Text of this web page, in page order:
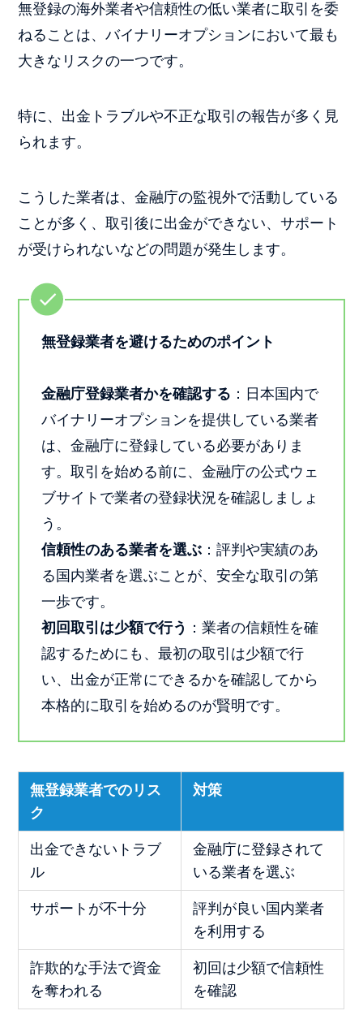
無登録の海外業者や信頼性の低い業者に取引を委
ねることは、バイナリーオプションにおいて最も
大きなリスクの一つです。
特に、出金トラブルや不正な取引の報告が多く見
られます。
こうした業者は、金融庁の監視外で活動している
ことが多く、取引後に出金ができない、サポート
が受けられないなどの問題が発生します。
無登録業者を避けるためのポイント
金融庁登録業者かを確認する ：日本国内で
バイナリーオプションを提供している業者
は、金融庁に登録している必要がありま
す。取引を始める前に、金融庁の公式ウェ
ブサイトで業者の登録状況を確認しましょ
う。
信頼性のある業者を選ぶ ：評判や実績のあ
る国内業者を選ぶことが、安全な取引の第
一歩です。
初回取引は少額で行う ：業者の信頼性を確
認するためにも、最初の取引は少額で行
い、出金が正常にできるかを確認してから
本格的に取引を始めるのが賢明です。
無登録業者でのリス
ク
対策
出金できないトラブ
ル
金融庁に登録されて
いる業者を選ぶ
サポートが不十分
評判が良い国内業者
を利用する
詐欺的な手法で資金
を奪われる
初回は少額で信頼性
を確認